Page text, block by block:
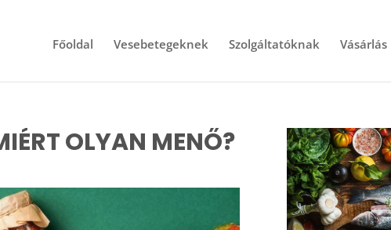
Főoldal Vesebetegeknek Szolgáltatóknak Vásárlás
OLYAN MENŐ?